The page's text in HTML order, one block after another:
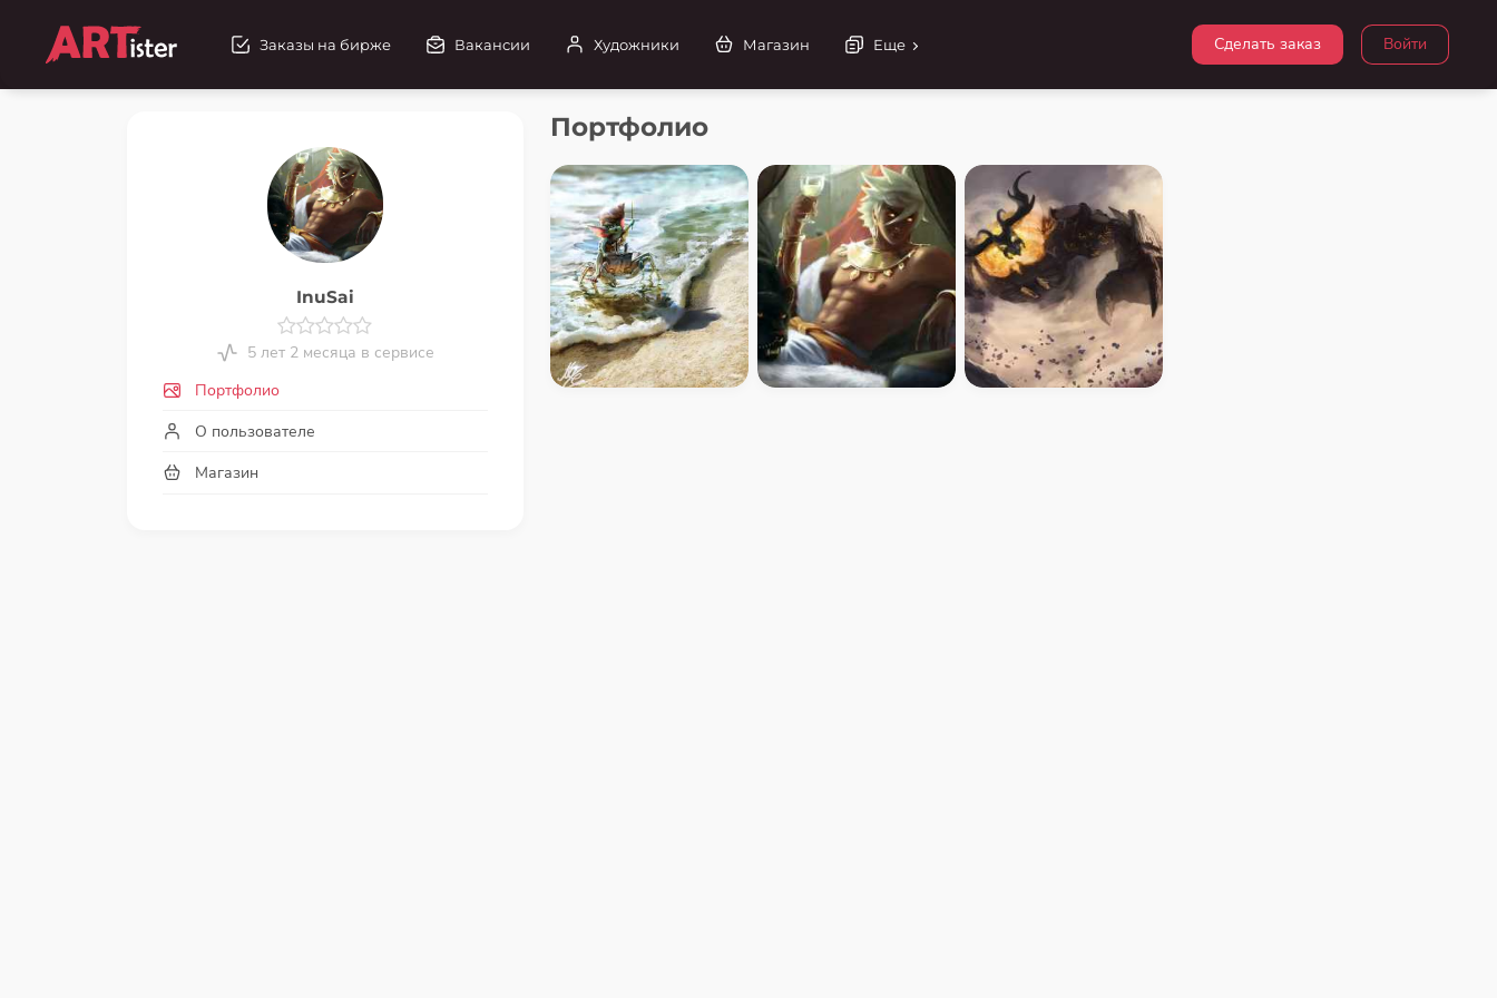
Войти
Сделать заказ
Заказы на бирже Вакансии Художники Магазин Еще
InuSai
5 лет 2 месяца в сервисе
Портфолио
О пользователе
Магазин
Портфолио